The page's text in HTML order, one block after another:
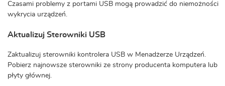
Czasami problemy z portami USB mogą prowadzić do niemożności
wykrycia urządzeń.
Aktualizuj Sterowniki USB
Zaktualizuj sterowniki kontrolera USB w Menadżerze Urządzeń.
Pobierz najnowsze sterowniki ze strony producenta komputera lub
płyty głównej.